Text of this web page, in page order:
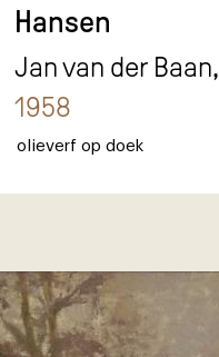
Hansen
Jan van der Baan,
1958
olieverf op doek